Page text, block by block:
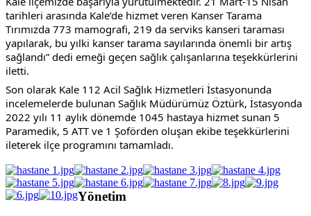
tarihleri arasında Kale’de hizmet veren Kanser Tarama
Tırımızda 773 mamografi, 219 da serviks kanseri taraması
yapılarak, bu yılki kanser tarama sayılarında önemli bir artış
sağlandı” dedi emeği geçen sağlık çalışanlarına teşekkürlerini
iletti.
Son olarak Kale 112 Acil Sağlık Hizmetleri İstasyonunda
incelemelerde bulunan Sağlık Müdürümüz Öztürk, İstasyonda
2022 yılı 11 aylık dönemde 1045 hastaya hizmet sunan 5
Paramedik, 5 ATT ve 1 Şoförden oluşan ekibe teşekkürlerini
ileterek ilçe programını tamamladı.
Yönetim